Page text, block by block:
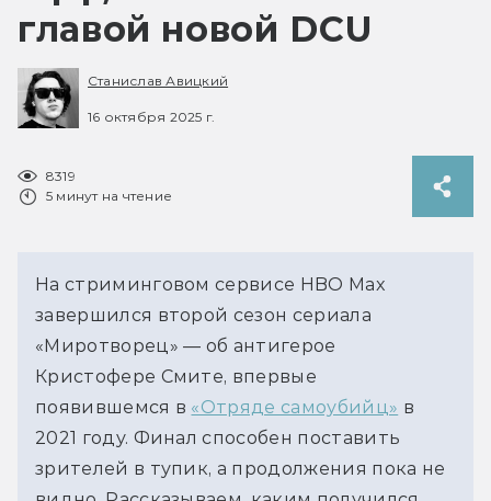
главой новой DCU
Станислав Авицкий
16 октября 2025 г.
8319
5 минут на чтение
На стриминговом сервисе HBO Max
завершился второй сезон сериала
«Миротворец» — об антигерое
Кристофере Смите, впервые
появившемся в «Отряде самоубийц» в
2021 году. Финал способен поставить
зрителей в тупик, а продолжения пока не